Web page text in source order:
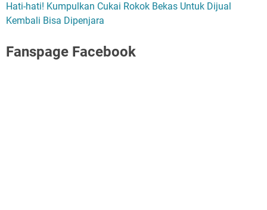
Hati-hati! Kumpulkan Cukai Rokok Bekas Untuk Dijual
Kembali Bisa Dipenjara
Fanspage Facebook